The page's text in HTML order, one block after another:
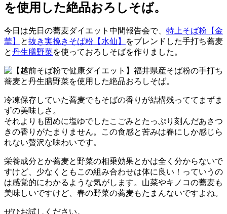
を使用した絶品おろしそば。
今日は先日の蕎麦ダイエット中間報告会で、 特上そば粉【金
華】
と抜き実挽きそば粉【水仙】
をブレンドした手打ち蕎麦
と丹生膳野菜を使っておろしそばを作りました。
冷凍保存していた蕎麦でもそばの香りが結構残っててまずま
ずの美味しさ。
それよりも固めに塩ゆでしたこごみとたっぷり刻んだあさつ
きの香りがたまりません。この食感と苦みは春にしか感じら
れない贅沢な味わいです。
栄養成分とか蕎麦と野菜の相乗効果とかは全く分からないで
すけど、少なくともこの組み合わせは体に良い！っていうの
は感覚的にわかるような気がします。山菜やキノコの蕎麦も
美味しいですけど、春の野菜の蕎麦もたまんないですよね。
ぜひお試しください。